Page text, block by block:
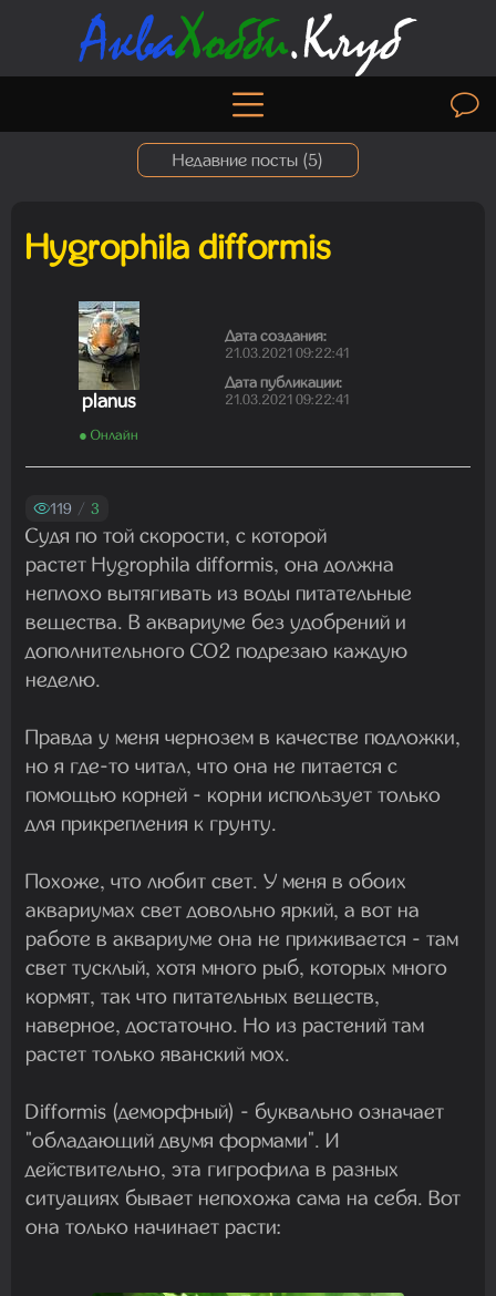
Недавние посты (5)
01.08.2026 19:41:26
Madam
29.07.2026 13:23:35
Madam
Madam
19.07.2026 08:27:00
Hygrophila difformis
planus
● Онлайн
Дата создания:
21.03.2021 09:22:41
Дата публикации:
21.03.2021 09:22:41
119 / 3
Судя по той скорости, с которой
растет Hygrophila difformis, она должна
неплохо вытягивать из воды питательные
вещества. В аквариуме без удобрений и
дополнительного CO2 подрезаю каждую
неделю.
Правда у меня чернозем в качестве подложки,
но я где-то читал, что она не питается с
помощью корней - корни использует только
для прикрепления к грунту.
Похоже, что любит свет. У меня в обоих
аквариумах свет довольно яркий, а вот на
работе в аквариуме она не приживается - там
свет тусклый, хотя много рыб, которых много
кормят, так что питательных веществ,
наверное, достаточно. Но из растений там
растет только яванский мох.
Difformis (деморфный) - буквально означает
"обладающий двумя формами". И
действительно, эта гигрофила в разных
ситуациях бывает непохожа сама на себя. Вот
она только начинает расти: